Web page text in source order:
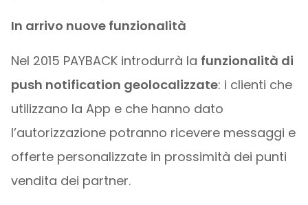
In arrivo nuove funzionalità
Nel 2015 PAYBACK introdurrà la funzionalità di
push notification geolocalizzate: i clienti che
utilizzano la App e che hanno dato
l’autorizzazione potranno ricevere messaggi e
offerte personalizzate in prossimità dei punti
vendita dei partner.